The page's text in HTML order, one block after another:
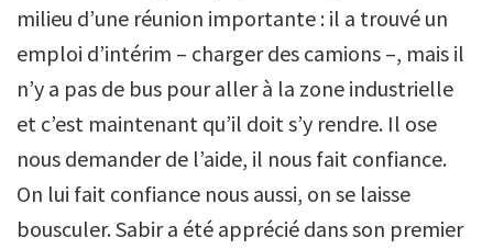
milieu d’une réunion importante : il a trouvé un
emploi d’intérim – charger des camions –, mais il
n’y a pas de bus pour aller à la zone industrielle
et c’est maintenant qu’il doit s’y rendre. Il ose
nous demander de l’aide, il nous fait confiance.
On lui fait confiance nous aussi, on se laisse
bousculer. Sabir a été apprécié dans son premier